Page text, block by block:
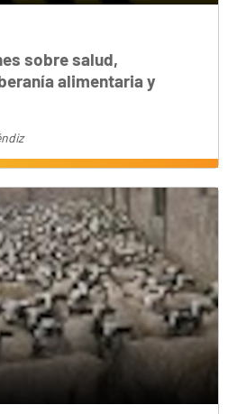
sobre salud,
alimentaria y